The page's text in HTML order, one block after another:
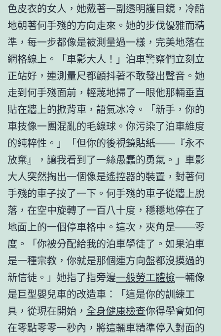
色皮衣的女人，她戴著一副透明護目鏡，冷酷
地朝著何手殘的方向走來。她的步伐優雅而精
準，每一步都像是被測量過一樣，完美地落在
網格線上。「車影大人！」泊車警察們立刻立
正站好，連測量尺都顫抖著不敢發出聲音。她
走到何手殘面前，輕蔑地掃了一眼他那輛垂直
貼在牆上的掀背車，語氣冰冷。「新手，你的
車技像一團混亂的毛線球。你污染了泊車維度
的純粹性。」「但你的後視鏡貼紙——『永不
放棄』，讓我看到了一絲愚蠢的勇氣。」車影
大人突然掏出一個像是遙控器的裝置，對著何
手殘的車子按了一下。何手殘的車子從牆上脫
落，在空中旋轉了一百八十度，穩穩地停在了
地面上的一個停車格中。這次，夾角是——零
度。「你被分配給我的泊車學徒了。如果泊車
是一種宗教，你就是那個連方向盤都沒摸過的
新信徒。」她指了指旁邊一般勞工體檢一輛像
是巨型嬰兒車的改造車：「這是你的訓練工
具，從現在開始， 全身健康檢查你得學會如何
在零點零零一秒內，將這輛車精準停入對面的